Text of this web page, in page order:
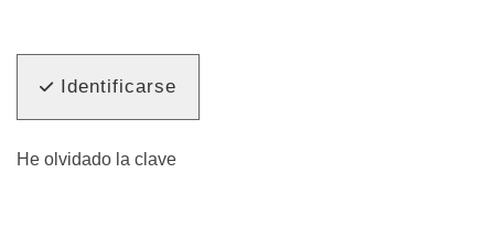
Identificarse
He olvidado la clave